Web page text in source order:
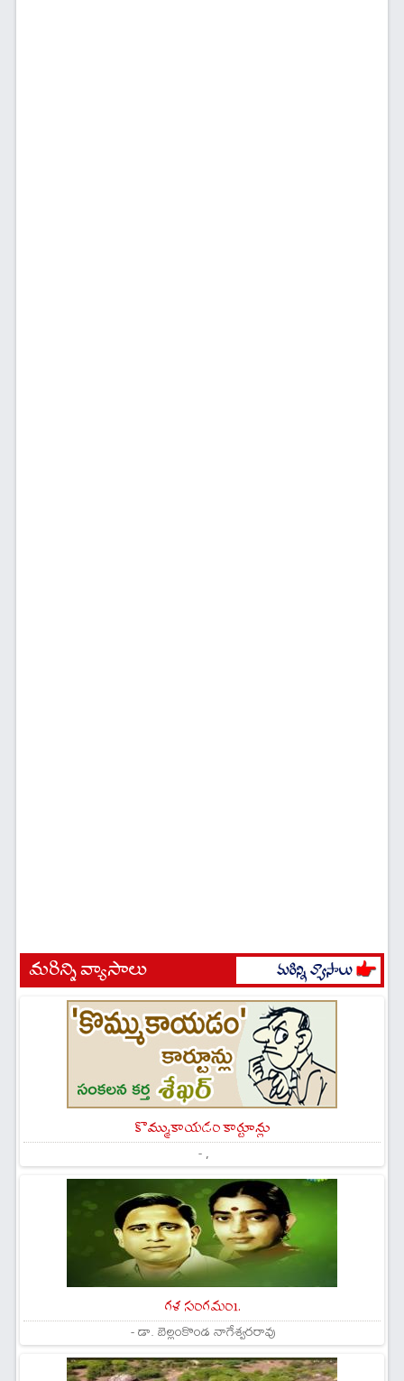
మరిన్ని వ్యాసాలు
కొమ్ముకాయడం కార్టూన్లు
- ,
గళ సంగమం1.
- డా. బెల్లంకొండ నాగేశ్వరరావు